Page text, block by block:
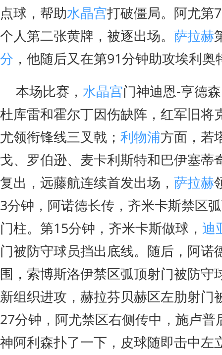
点球，帮助水晶宫打破僵局。阿尤第
个人第二张黄牌，被逐出场。 萨拉赫
分 ，他随后又在第91分钟助攻埃利
本场比赛， 水晶宫门神迪恩-亨德
杜库雷和霍尔丁因伤缺阵，红军旧将
尤领衔锋线三叉戟； 利物浦方面，若
戈、罗伯逊、麦卡利斯特和巴伊塞蒂
复出，远藤航连续首发出场， 萨拉赫
3分钟，阿诺德长传，齐米卡斯禁区
门柱。第15分钟，齐米卡斯做球， 迪
门被防守球员挡出底线。随后，阿诺
围，索博斯洛伊禁区弧顶射门被防守
新组织进攻，赫拉芬贝赫区左肋射门
27分钟，阿尤禁区右侧传中，施卢普
神阿利森扑了一下，皮球随即击中左